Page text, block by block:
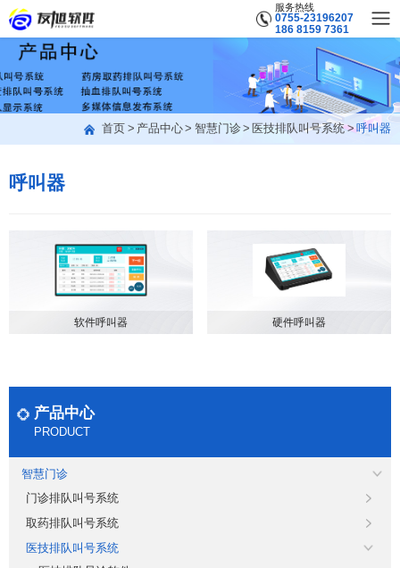
服务热线
0755-23196207
186 8159 7361
首页 产品中心 智慧门诊 医技排队叫号系统 呼叫器
呼叫器
软件呼叫器 硬件呼叫器
产品中心
PRODUCT
智慧门诊
门诊排队叫号系统
取药排队叫号系统
医技排队叫号系统